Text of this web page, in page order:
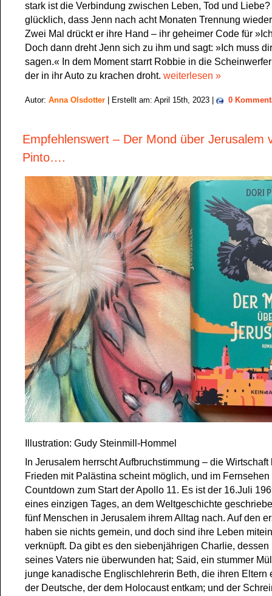
stark ist die Verbindung zwischen Leben, Tod und
glücklich, dass Jenn nach acht Monaten Trennung
Zwei Mal drückt er ihre Hand – ihr geheimer Code für
Doch dann dreht Jenn sich zu ihm und sagt: »Ich muss
sagen.« In dem Moment starrt Robbie in die
der in ihr Auto zu krachen droht. weiterlesen »
Autor: Anna Olsdotter | Erstellt am: April 15th, 2023 | 0
Empfehlenswert – Der Mond über Jerusalem
Pinto….
Illustration: Gudy Steinmill-Hommel
In Jerusalem herrscht Aufbruchstimmung – die Wirtschaft
Frieden mit Palästina scheint möglich, und im Fernsehen
Countdown zum Start der Apollo 11. Es ist der 16.Juli
eines einzigen Tages, an dem Weltgeschichte
fünf Menschen in Jerusalem ihrem Alltag nach. Auf den
haben sie nichts gemein, und doch sind ihre Leben
verknüpft. Da gibt es den siebenjährigen Charlie, dessen
seines Vaters nie überwunden hat; Said, ein stummer
junge kanadische Englischlehrerin Beth, die ihren Eltern
der Deutsche, der dem Holocaust entkam; und der